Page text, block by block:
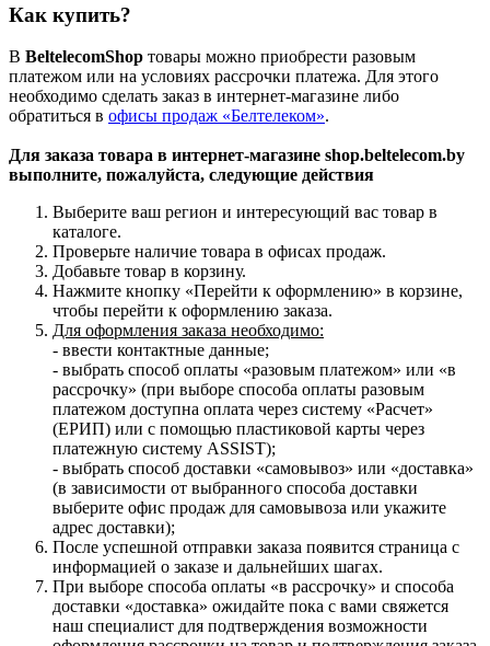
Как купить?
В BeltelecomShop товары можно приобрести разовым
платежом или на условиях рассрочки платежа. Для этого
необходимо сделать заказ в интернет-магазине либо
обратиться в офисы продаж «Белтелеком».
Для заказа товара в интернет-магазине shop.beltelecom.by
выполните, пожалуйста, следующие действия
Выберите ваш регион и интересующий вас товар в
каталоге.
Проверьте наличие товара в офисах продаж.
Добавьте товар в корзину.
Нажмите кнопку «Перейти к оформлению» в корзине,
чтобы перейти к оформлению заказа.
Для оформления заказа необходимо:
- ввести контактные данные;
- выбрать способ оплаты «разовым платежом» или «в
рассрочку» (при выборе способа оплаты разовым
платежом доступна оплата через систему «Расчет»
(ЕРИП) или с помощью пластиковой карты через
платежную систему ASSIST);
- выбрать способ доставки «самовывоз» или «доставка»
(в зависимости от выбранного способа доставки
выберите офис продаж для самовывоза или укажите
адрес доставки);
После успешной отправки заказа появится страница с
информацией о заказе и дальнейших шагах.
При выборе способа оплаты «в рассрочку» и способа
доставки «доставка» ожидайте пока с вами свяжется
наш специалист для подтверждения возможности